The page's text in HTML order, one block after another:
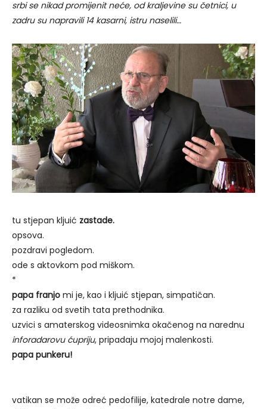
srbi se nikad promijenit neće, od kraljevine su četnici, u
zadru su napravili 14 kasarni, istru naselili…
tu stjepan kljuić zastade.
opsova.
pozdravi pogledom.
ode s aktovkom pod miškom.
*
papa franjo mi je, kao i kljuić stjepan, simpatičan.
za razliku od svetih tata prethodnika.
uzvici s amaterskog videosnimka okačenog na narednu
inforadarovu ćupriju, pripadaju mojoj malenkosti.
papa punkeru!
vatikan se može odreć pedofilije, katedrale notre dame,